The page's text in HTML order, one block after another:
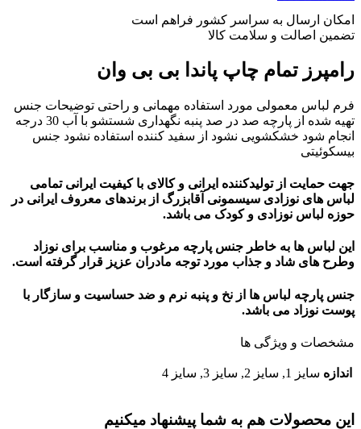
امکان ارسال به سراسر کشور فراهم است
تضمین اصالت و سلامت کالا
رامپرز تمام چاپ پاندا بی بی وان
فرم لباس معمولی مورد استفاده مهمانی و راحتی توضیحات جنس
تهیه شده از پارچه صد در صد پنبه نگهداری شستشو با آب 30 درجه
انجام شود خشکشویی نشود از سفید کننده استفاده نشود جنس
بیسکوئیتی
جهت حمایت از تولیدکننده ایرانی و کالای با کیفیت ایرانی تمامی
لباس های نوزادی سیسمونی آقابزرگ از برندهای معروف ایرانی در
حوزه لباس نوزادی و کودک می باشد.
این لباس ها به خاطر جنس پارچه مرغوب و مناسب برای نوزاد
وطرح های شاد و جذاب مورد توجه مادران عزیز قرار گرفته است.
جنس پارچه لباس ها از نخ و پنبه نرم و ضد حساسیت و سازگار با
پوست نوزاد می باشد.
مشخصات و ویژگی ها
اندازه سایز 1, سایز 2, سایز 3, سایز 4
این محصولات هم به شما پیشنهاد میکنیم